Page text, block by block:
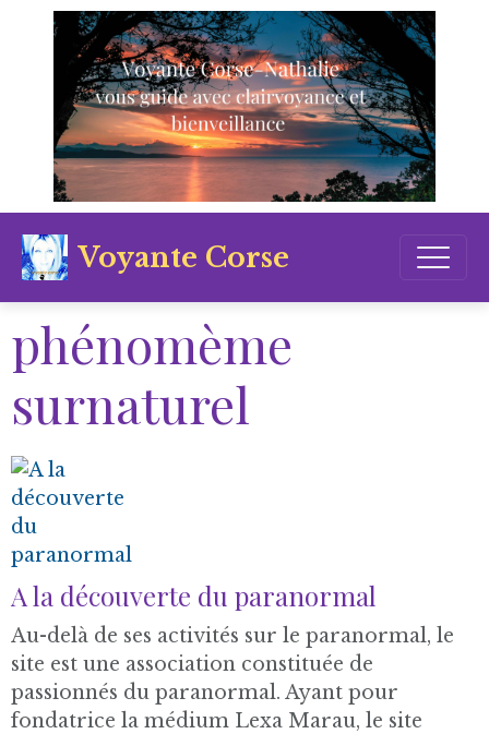
Voyante Corse
phénomème
surnaturel
A la découverte du paranormal
Au-delà de ses activités sur le paranormal, le
site est une association constituée de
passionnés du paranormal. Ayant pour
fondatrice la médium Lexa Marau, le site